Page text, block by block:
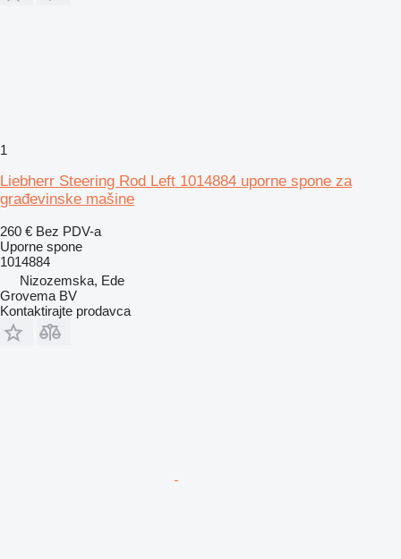
1
Liebherr Steering Rod Left 1014884 uporne spone za
građevinske mašine
260 € Bez PDV-a
Uporne spone
1014884
Nizozemska, Ede
Grovema BV
Kontaktirajte prodavca